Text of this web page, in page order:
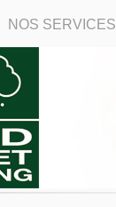
NOS SERVICES